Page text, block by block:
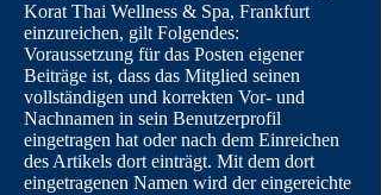
Korat Thai Wellness & Spa, Frankfurt
einzureichen, gilt Folgendes:
Voraussetzung für das Posten eigener
Beiträge ist, dass das Mitglied seinen
vollständigen und korrekten Vor- und
Nachnamen in sein Benutzerprofil
eingetragen hat oder nach dem Einreichen
des Artikels dort einträgt. Mit dem dort
eingetragenen Namen wird der eingereichte